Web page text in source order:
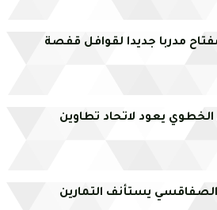
مدربا جديدا لقوافل قفصة
يعود لاتحاد تطاوين
الصفاقسي يستأنف التمارين